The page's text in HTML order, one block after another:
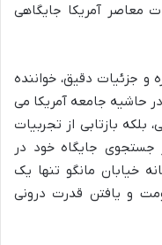
معاصر آمریکا جایگاهی
و جزئیات دقیق، خواننده
حاشیه جامعه آمریکا می
بازتابی از تجربیات
جایگاه خود در
خیابان مانگو تنها یک
و یافتن قدرت درونی